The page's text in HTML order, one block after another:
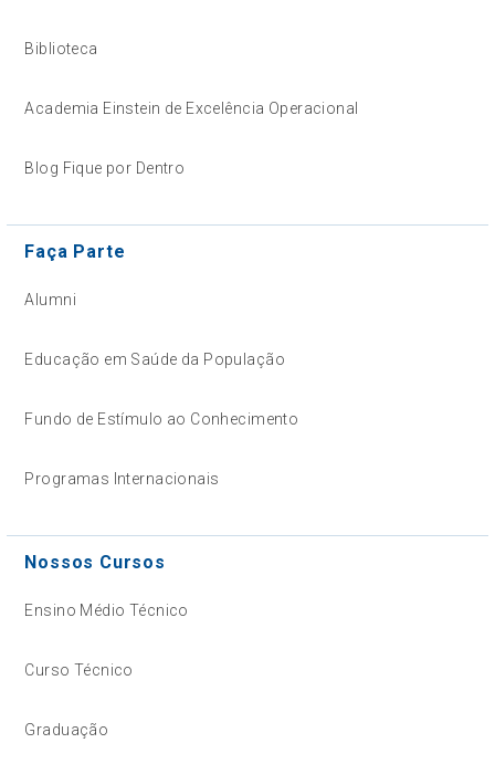
Biblioteca
Academia Einstein de Excelência Operacional
Blog Fique por Dentro
Faça Parte
Alumni
Educação em Saúde da População
Fundo de Estímulo ao Conhecimento
Programas Internacionais
Nossos Cursos
Ensino Médio Técnico
Curso Técnico
Graduação